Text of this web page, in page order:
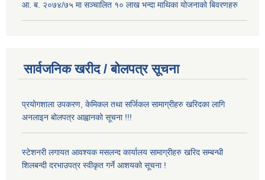
आ. ब. २०७४/७५ मा सञ्चालित १० लाख भन्दा माथिका योजनाको बिवरणहरु
सार्वजनिक खरीद / बोलपत्र सूचना
प्रयोगशाला उपकरण, केमिकल तथा सर्जिकल सामाग्रीहरु खरिदका लागि
अनलाइन बोलपत्र आह्वानको सूचना !!!
स्टेशनरी लगायत आवश्यक मसलन्द कार्यालय सामाग्रीहरु खरिद सम्बन्धी
शिलबन्दी दरभाउपत्र स्वीकृत गर्ने आशयको सूचना !